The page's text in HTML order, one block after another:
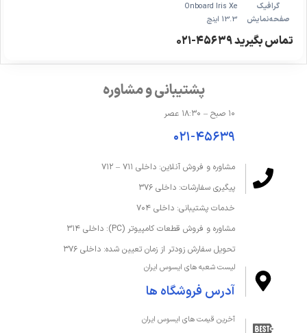
گرافیک
Onboard Iris Xe
صفحه‌نمایش
13.3 اینچ
تماس بگیرید ۴۵۶۳۹-۰۲۱
پشتیبانی و مشاوره
۱۰ صبح – ۱۸:۳۰ عصر
۰۲۱-۴۵۶۳۹
مشاوره و فروش آنلاین: داخلی ۷۱۱ – ۷۱۲
پیگیری سفارشات: داخلی ۳۷۶
خدمات پشتیبانی: داخلی ۷۰۴
مشاوره و فروش قطعات کامپیوتر (PC): داخلی ۳۱۴
تحویل سفارش زودتر از زمان تعیین شده: داخلی ۳۷۶
لیست شعبه های ایسوس ایران
آدرس فروشگاه ها
آخرین قیمت های ایسوس ایران